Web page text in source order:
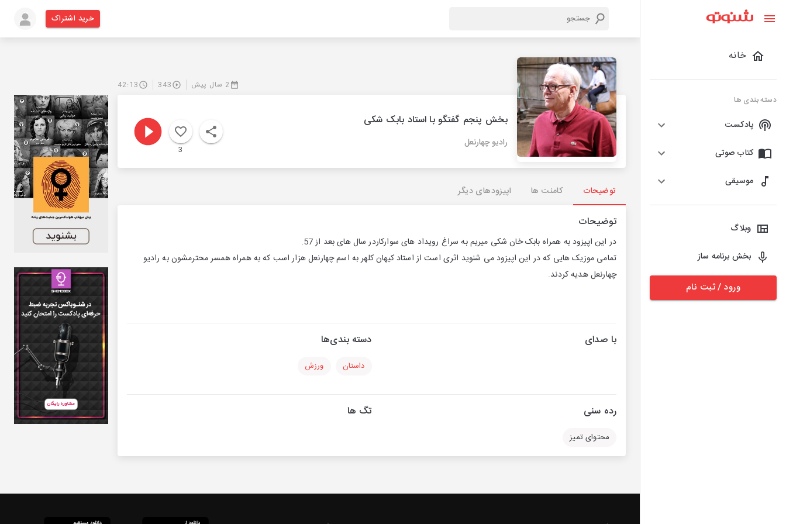
خانه
دسته بندی ها
پادکست
کتاب صوتی
موسیقی
وبلاگ
بخش برنامه ساز
ورود / ثبت نام
خرید اشتراک
2 سال پیش 343
42:13
بخش پنجم گفتگو با استاد بابک شکی
رادیو چهارنعل
3
توضیحات کامنت ها اپیزودهای دیگر
توضیحات
در این اپیزود به همراه بابک خان شکی میریم به سراغ رویداد های سوارکاردر سال های بعد از 57.
تمامی موزیک هایی که در این اپیزود می شنوید اثری است از استاد کیهان کلهر به اسم چهارنعل هزار اسب که به همراه همسر محترمشون به رادیو
چهارنعل هدیه کردند.
با صدای دسته بندی‌ها
داستان ورزش
رده سنی
محتوای تمیز
تگ ها